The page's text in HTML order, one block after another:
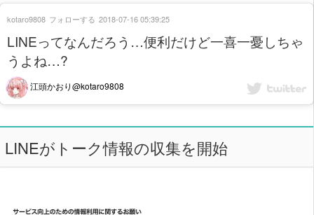
LINEってなんだろう…便利だけど一喜一憂しちゃ
うよね…?
江頭かおり@kotaro9808
kotaro9808 フォローする 2018-07-16 05:39:25
LINEがトーク情報の収集を開始